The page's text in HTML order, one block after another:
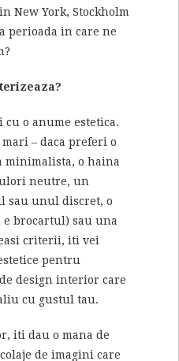
New York, Stockholm
perioada in care ne
o anume estetica.
– daca preferi o
minimalista, o haina
neutre, un
sau unul discret, o
brocartul) sau una
criterii, iti vei
pentru
design interior care
cu gustul tau.
iti dau o mana de
de imagini care